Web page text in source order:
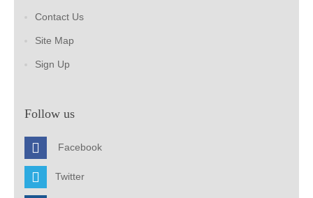
Contact Us
Site Map
Sign Up
Follow us
Facebook
Twitter